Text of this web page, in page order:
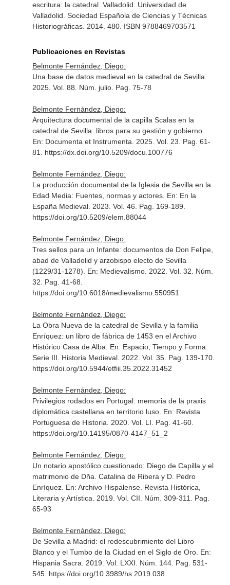
escritura: la catedral. Valladolid. Universidad de
Valladolid. Sociedad Española de Ciencias y Técnicas
Historiográficas. 2014. 480. ISBN 9788469703571
Publicaciones en Revistas
Belmonte Fernández, Diego:
Una base de datos medieval en la catedral de Sevilla.
2025. Vol. 88. Núm. julio. Pag. 75-78
Belmonte Fernández, Diego:
Arquitectura documental de la capilla Scalas en la
catedral de Sevilla: libros para su gestión y gobierno.
En: Documenta et Instrumenta . 2025. Vol. 23. Pag. 61-
81. https://dx.doi.org/10.5209/docu.100776
Belmonte Fernández, Diego:
La producción documental de la Iglesia de Sevilla en la
Edad Media: Fuentes, normas y actores. En: En la
España Medieval. 2023. Vol. 46. Pag. 169-189.
https://doi.org/10.5209/elem.88044
Belmonte Fernández, Diego:
Tres sellos para un Infante: documentos de Don Felipe,
abad de Valladolid y arzobispo electo de Sevilla
(1229/31-1278). En: Medievalismo. 2022. Vol. 32. Núm.
32. Pag. 41-68.
https://doi.org/10.6018/medievalismo.550951
Belmonte Fernández, Diego:
La Obra Nueva de la catedral de Sevilla y la familia
Enríquez: un libro de fábrica de 1453 en el Archivo
Histórico Casa de Alba. En: Espacio, Tiempo y Forma.
Serie III. Historia Medieval. 2022. Vol. 35. Pag. 139-170.
https://doi.org/10.5944/etfiii.35.2022.31452
Belmonte Fernández, Diego:
Privilegios rodados en Portugal: memoria de la praxis
diplomática castellana en territorio luso. En: Revista
Portuguesa de Historia . 2020. Vol. LI. Pag. 41-60.
https://doi.org/10.14195/0870-4147_51_2
Belmonte Fernández, Diego:
Un notario apostólico cuestionado: Diego de Capilla y el
matrimonio de Dña. Catalina de Ribera y D. Pedro
Enríquez. En: Archivo Hispalense. Revista Histórica,
Literaria y Artística . 2019. Vol. CII. Núm. 309-311. Pag.
65-93
Belmonte Fernández, Diego:
De Sevilla a Madrid: el redescubrimiento del Libro
Blanco y el Tumbo de la Ciudad en el Siglo de Oro. En:
Hispania Sacra . 2019. Vol. LXXI. Núm. 144. Pag. 531-
545. https://doi.org/10.3989/hs.2019.038